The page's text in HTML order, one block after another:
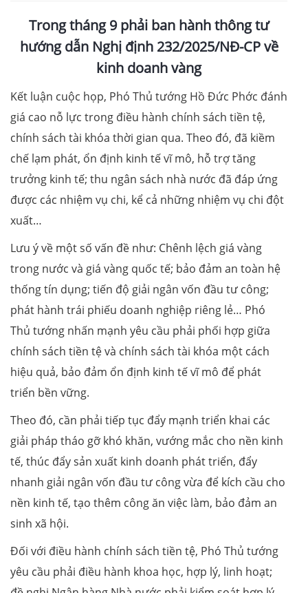
Trong tháng 9 phải ban hành thông tư
hướng dẫn Nghị định 232/2025/NĐ-CP về
kinh doanh vàng
Kết luận cuộc họp, Phó Thủ tướng Hồ Đức Phớc đánh
giá cao nỗ lực trong điều hành chính sách tiền tệ,
chính sách tài khóa thời gian qua. Theo đó, đã kiềm
chế lạm phát, ổn định kinh tế vĩ mô, hỗ trợ tăng
trưởng kinh tế; thu ngân sách nhà nước đã đáp ứng
được các nhiệm vụ chi, kể cả những nhiệm vụ chi đột
xuất…
Lưu ý về một số vấn đề như: Chênh lệch giá vàng
trong nước và giá vàng quốc tế; bảo đảm an toàn hệ
thống tín dụng; tiến độ giải ngân vốn đầu tư công;
phát hành trái phiếu doanh nghiệp riêng lẻ… Phó
Thủ tướng nhấn mạnh yêu cầu phải phối hợp giữa
chính sách tiền tệ và chính sách tài khóa một cách
hiệu quả, bảo đảm ổn định kinh tế vĩ mô để phát
triển bền vững.
Theo đó, cần phải tiếp tục đẩy mạnh triển khai các
giải pháp tháo gỡ khó khăn, vướng mắc cho nền kinh
tế, thúc đẩy sản xuất kinh doanh phát triển, đẩy
nhanh giải ngân vốn đầu tư công vừa để kích cầu cho
nền kinh tế, tạo thêm công ăn việc làm, bảo đảm an
sinh xã hội.
Đối với điều hành chính sách tiền tệ, Phó Thủ tướng
yêu cầu phải điều hành khoa học, hợp lý, linh hoạt;